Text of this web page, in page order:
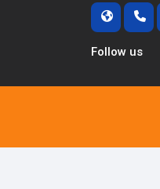
Follow us